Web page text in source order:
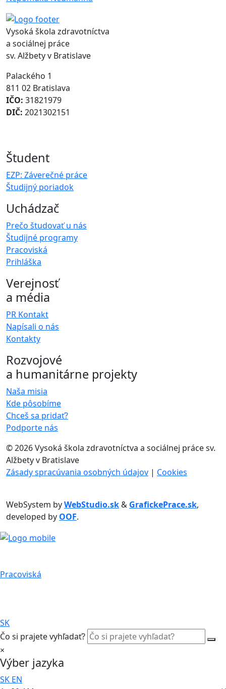
Vysoká škola zdravotníctva
a sociálnej práce
sv. Alžbety v Bratislave
Palackého 1
811 02 Bratislava
IČO: 31821979
DIČ: 2021302151
Študent
EZP: Záverečné práce
Študijný poriadok
Uchádzač
Prečo študovať u nás
Študijné programy
Pracoviská
Prihláška
Verejnosť
a média
PR Kontakt
Napísali o nás
Kontakty
Rozvojové
a humanitárne projekty
Naša misia
Kde pôsobíme
Chceš sa pridať?
Podporte nás
©2026 Vysoká škola zdravotníctva a sociálnej práce sv.
Alžbety v Bratislave
Zásady spracúvania osobných údajov | Cookies
WebSystem byWebStudio.sk& GrafickePrace.sk,
developed by OOF.
Pracoviská
SK
Čo si prajete vyhľadať?
×
Výber jazyka
SK EN